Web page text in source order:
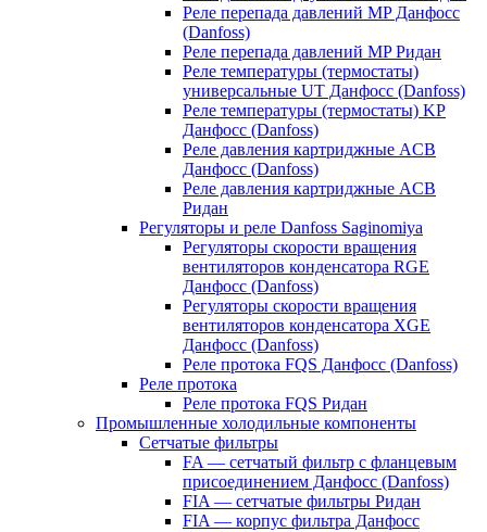
Реле перепада давлений MP Данфосс
(Danfoss)
Реле перепада давлений MP Ридан
Реле температуры (термостаты)
универсальные UT Данфосс (Danfoss)
Реле температуры (термостаты) KP
Данфосс (Danfoss)
Реле давления картриджные ACB
Данфосс (Danfoss)
Реле давления картриджные ACB
Ридан
Регуляторы и реле Danfoss Saginomiya
Регуляторы скорости вращения
вентиляторов конденсатора RGE
Данфосс (Danfoss)
Регуляторы скорости вращения
вентиляторов конденсатора XGE
Данфосс (Danfoss)
Реле протока FQS Данфосс (Danfoss)
Реле протока
Реле протока FQS Ридан
Промышленные холодильные компоненты
Сетчатые фильтры
FA — сетчатый фильтр с фланцевым
присоединением Данфосс (Danfoss)
FIA — сетчатые фильтры Ридан
FIA — корпус фильтра Данфосс